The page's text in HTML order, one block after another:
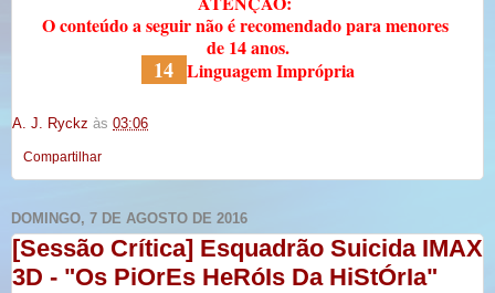
O conteúdo a seguir não é recomendado para menores
de 14 anos.
14 Linguagem Imprópria
A. J. Ryckz às 03:06
Compartilhar
DOMINGO, 7 DE AGOSTO DE 2016
[Sessão Crítica] Esquadrão Suicida IMAX
3D - "Os PiOrEs HeRóIs Da HiStÓrIa"